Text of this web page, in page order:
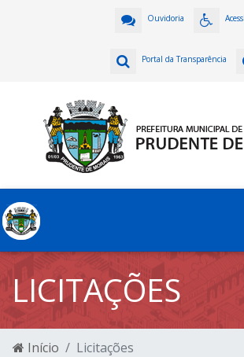
Ouvidoria
Portal da Transparência
LICITAÇÕES
Início Licitações